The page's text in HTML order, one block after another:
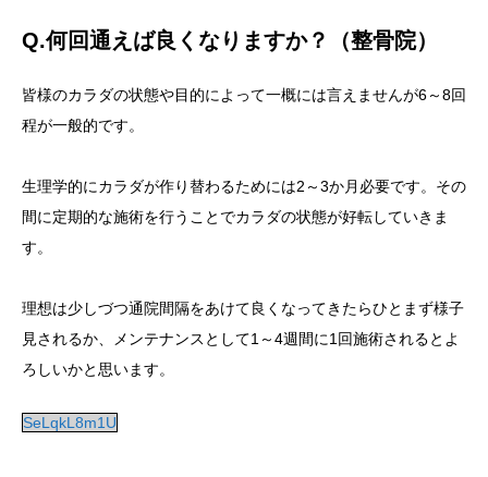
Q.何回通えば良くなりますか？（整骨院）
皆様のカラダの状態や目的によって一概には言えませんが6～8回
程が一般的です。
生理学的にカラダが作り替わるためには2～3か月必要です。その
間に定期的な施術を行うことでカラダの状態が好転していきま
す。
理想は少しづつ通院間隔をあけて良くなってきたらひとまず様子
見されるか、メンテナンスとして1～4週間に1回施術されるとよ
ろしいかと思います。
SeLqkL8m1U